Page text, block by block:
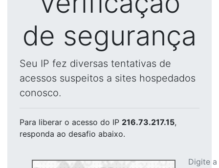
de segurança
Seu IP fez diversas tentativas de
acessos suspeitos a sites hospedados
conosco.
Para liberar o acesso do IP 216.73.217.15,
responda ao desafio abaixo.
Digite